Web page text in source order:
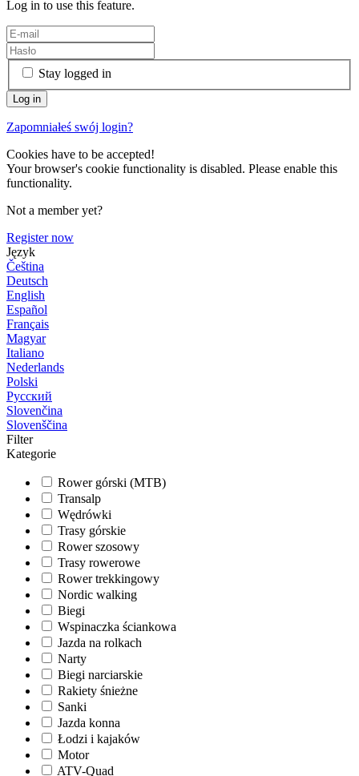
Log in to use this feature.
Stay logged in
Zapomniałeś swój login?
Cookies have to be accepted!
Your browser's cookie functionality is disabled. Please enable this
functionality.
Not a member yet?
Register now
Język
Čeština
Deutsch
English
Español
Français
Magyar
Italiano
Nederlands
Polski
Русский
Slovenčina
Slovenščina
Filter
Kategorie
Rower górski (MTB)
Transalp
Wędrówki
Trasy górskie
Rower szosowy
Trasy rowerowe
Rower trekkingowy
Nordic walking
Biegi
Wspinaczka ściankowa
Jazda na rolkach
Narty
Biegi narciarskie
Rakiety śnieżne
Sanki
Jazda konna
Łodzi i kajaków
Motor
ATV-Quad